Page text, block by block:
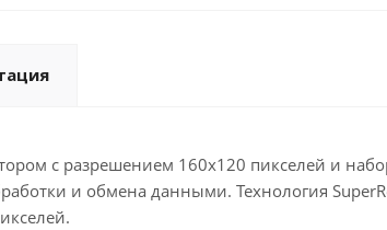
с разрешением 160x120 пикселей и
и обмена данными. Технология